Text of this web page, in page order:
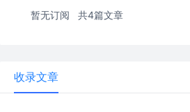
暂无订阅 共4篇文章
收录文章